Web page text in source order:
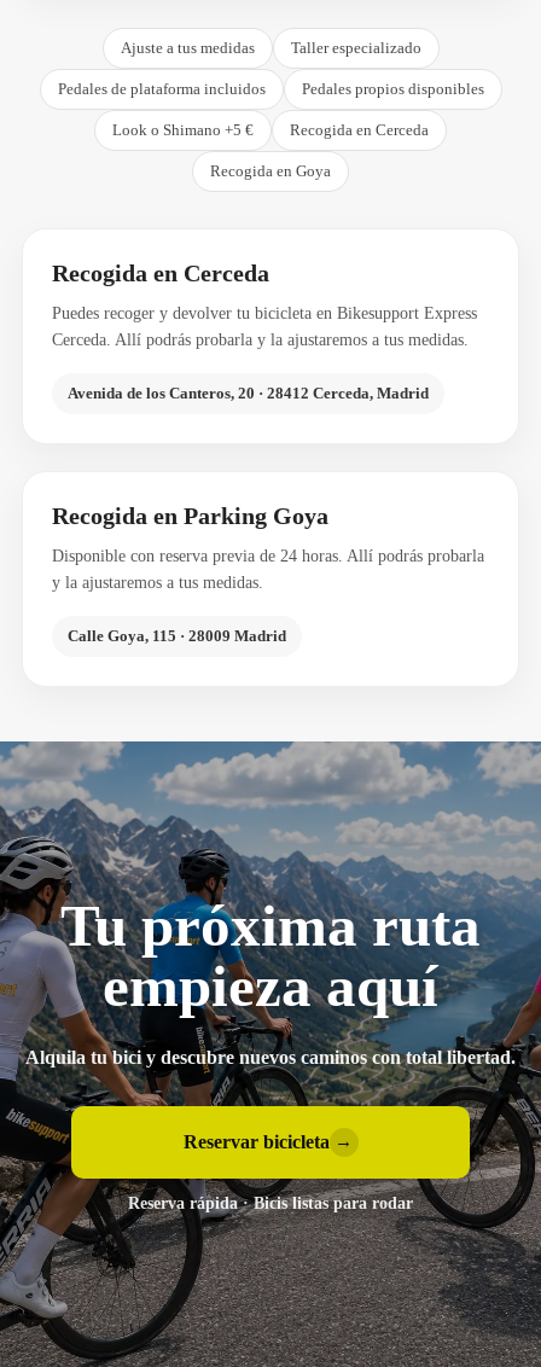
Ajuste a tus medidas Taller especializado
Pedales de plataforma incluidos Pedales propios disponibles
Look o Shimano +5 € Recogida en Cerceda
Recogida en Goya
Recogida en Cerceda
Puedes recoger y devolver tu bicicleta en Bikesupport Express
Cerceda. Allí podrás probarla y la ajustaremos a tus medidas.
Avenida de los Canteros, 20 · 28412 Cerceda, Madrid
Recogida en Parking Goya
Disponible con reserva previa de 24 horas. Allí podrás probarla
y la ajustaremos a tus medidas.
Calle Goya, 115 · 28009 Madrid
Tu próxima ruta
empieza aquí
Alquila tu bici y descubre nuevos caminos con total libertad.
Reservar bicicleta →
Reserva rápida · Bicis listas para rodar